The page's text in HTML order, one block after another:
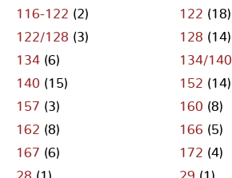
116-122 (2) 122 (18)
122/128 (3) 128 (14)
134 (6) 134/140
140 (15) 152 (14)
157 (3) 160 (8)
162 (8) 166 (5)
167 (6) 172 (4)